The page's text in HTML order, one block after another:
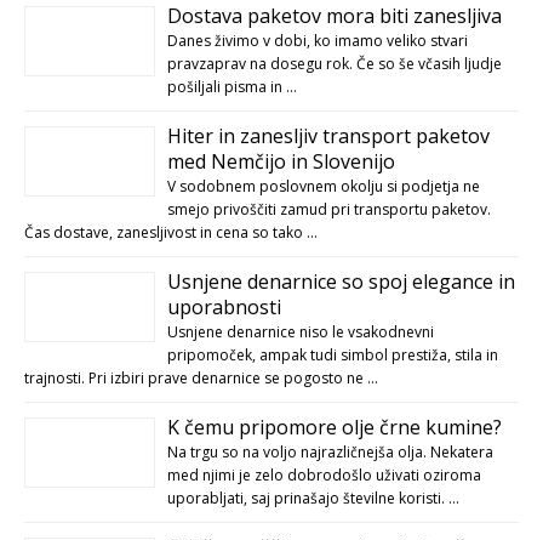
Dostava paketov mora biti zanesljiva
Danes živimo v dobi, ko imamo veliko stvari
pravzaprav na dosegu rok. Če so še včasih ljudje
pošiljali pisma in …
Hiter in zanesljiv transport paketov
med Nemčijo in Slovenijo
V sodobnem poslovnem okolju si podjetja ne
smejo privoščiti zamud pri transportu paketov.
Čas dostave, zanesljivost in cena so tako …
Usnjene denarnice so spoj elegance in
uporabnosti
Usnjene denarnice niso le vsakodnevni
pripomoček, ampak tudi simbol prestiža, stila in
trajnosti. Pri izbiri prave denarnice se pogosto ne …
K čemu pripomore olje črne kumine?
Na trgu so na voljo najrazličnejša olja. Nekatera
med njimi je zelo dobrodošlo uživati oziroma
uporabljati, saj prinašajo številne koristi. …